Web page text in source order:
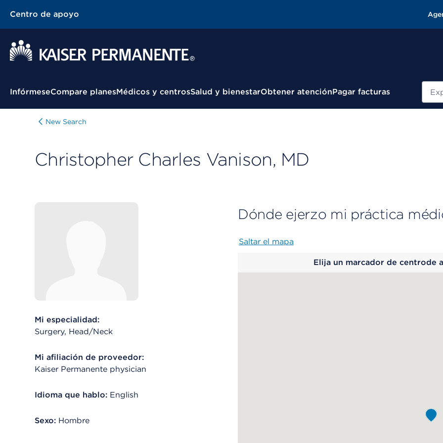
Centro de apoyo
Menú contextual
InfórmeseCompare planesMédicos y centrosSalud y bienestarObtener atenciónPagar facturas
New Search
Christopher Charles Vanison, MD
Mi especialidad:
Surgery, Head/Neck
Mi afiliación de proveedor:
Kaiser Permanente physician
Idioma que hablo: English
Sexo: Hombre
Dónde ejerzo mi práctica
Saltar el mapa
Elija un marcador de centrode